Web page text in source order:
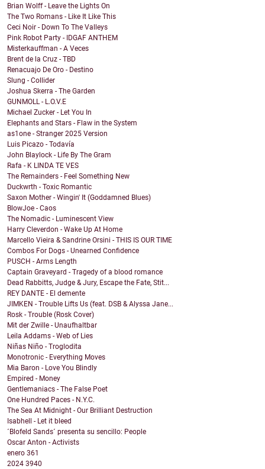
Brian Wolff - Leave the Lights On
The Two Romans - Like It Like This
Ceci Noir - Down To The Valleys
Pink Robot Party - IDGAF ANTHEM
Misterkauffman - A Veces
Brent de la Cruz - TBD
Renacuajo De Oro - Destino
Slung - Collider
Joshua Skerra - The Garden
GUNMOLL - L.O.V.E
Michael Zucker - Let You In
Elephants and Stars - Flaw in the System
as1one - Stranger 2025 Version
Luis Picazo - Todavía
John Blaylock - Life By The Gram
Rafa - K LINDA TE VES
The Remainders - Feel Something New
Duckwrth - Toxic Romantic
Saxon Mother - Wingin' It (Goddamned Blues)
BlowJoe - Caos
The Nomadic - Luminescent View
Harry Cleverdon - Wake Up At Home
Marcello Vieira & Sandrine Orsini - THIS IS OUR TIME
Combos For Dogs - Unearned Confidence
PUSCH - Arms Length
Captain Graveyard - Tragedy of a blood romance
Dead Rabbitts, Judge & Jury, Escape the Fate, Stit...
REY DANTE - El demente
JIMKEN - Trouble Lifts Us (feat. DSB & Alyssa Jane...
Rosk - Trouble (Rosk Cover)
Mit der Zwille - Unaufhaltbar
Leila Addams - Web of Lies
Niñas Niño - Troglodita
Monotronic - Everything Moves
Mia Baron - Love You Blindly
Empired - Money
Gentlemaniacs - The False Poet
One Hundred Paces - N.Y.C.
The Sea At Midnight - Our Brilliant Destruction
Isabhell - Let it bleed
´Blofeld Sands´ presenta su sencillo: People
Oscar Anton - Activists
enero 361
2024 3940